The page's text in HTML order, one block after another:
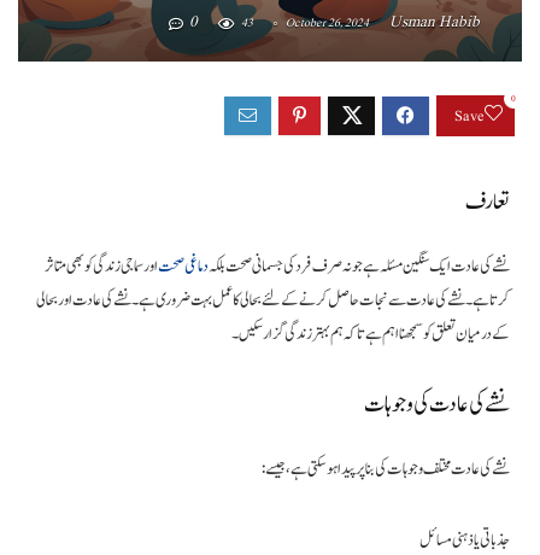
Usman Habib
October 26, 2024
43
0
Save
0
تعارف
نشے کی عادت ایک سنگین مسئلہ ہے جو نہ صرف فرد کی جسمانی صحت بلکہدماغی صحتاور سماجی زندگی کو بھی متاثر
کرتا ہے۔ نشے کی عادت سے نجات حاصل کرنے کے لئے بحالی کا عمل بہت ضروری ہے۔ نشے کی عادت اور بحالی
کے درمیان تعلق کو سمجھنا اہم ہے تاکہ ہم بہتر زندگی گزار سکیں۔
نشے کی عادت کی وجوہات
نشے کی عادت مختلف وجوہات کی بنا پر پیدا ہو سکتی ہے، جیسے:
جذباتی یا ذہنی مسائل